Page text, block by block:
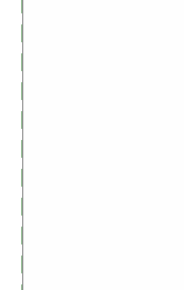
Больных,
Бондарев,
Бор, Алекс
Борхес,
Бояндин,
Брайан,
Брайдер,
Брайт,
Браст, Стивен